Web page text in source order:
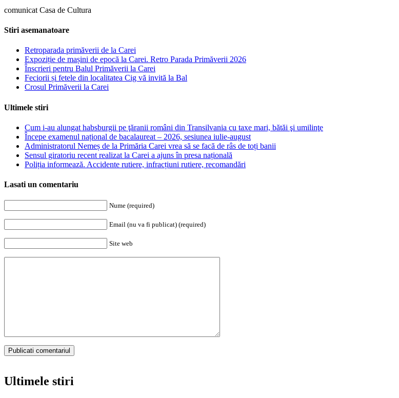
comunicat Casa de Cultura
Stiri asemanatoare
Retroparada primăverii de la Carei
Expoziție de mașini de epocă la Carei. Retro Parada Primăverii 2026
Înscrieri pentru Balul Primăverii la Carei
Feciorii și fetele din localitatea Cig vă invită la Bal
Crosul Primăverii la Carei
Ultimele stiri
Cum i-au alungat habsburgii pe ţăranii români din Transilvania cu taxe mari, bătăi şi umilinţe
Începe examenul național de bacalaureat – 2026, sesiunea iulie-august
Administratorul Nemeș de la Primăria Carei vrea să se facă de râs de toți banii
Sensul giratoriu recent realizat la Carei a ajuns în presa națională
Poliția informează. Accidente rutiere, infracțiuni rutiere, recomandări
Lasati un comentariu
Nume (required)
Email (nu va fi publicat) (required)
Site web
Ultimele stiri